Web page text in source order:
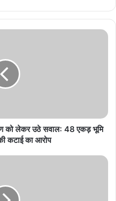
को लेकर उठे सवाल: 48 एकड़ भूमि
कटाई का आरोप